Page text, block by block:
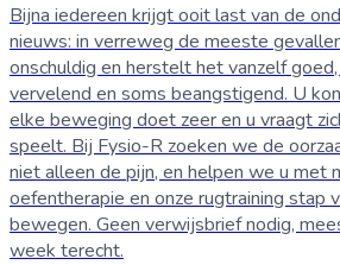
Bijna iedereen krijgt ooit last van de
nieuws: in verreweg de meeste
onschuldig en herstelt het vanzelf
vervelend en soms beangstigend. U
elke beweging doet zeer en u vraagt
speelt. Bij Fysio-R zoeken we de
niet alleen de pijn, en helpen we u met
oefentherapie en onze rugtraining stap
bewegen. Geen verwijsbrief nodig,
week terecht.